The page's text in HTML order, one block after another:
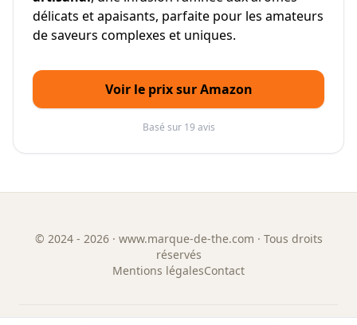
délicats et apaisants, parfaite pour les amateurs
de saveurs complexes et uniques.
Voir le prix sur Amazon
Basé sur 19 avis
© 2024 - 2026· www.marque-de-the.com · Tous droits
réservés
Mentions légalesContact